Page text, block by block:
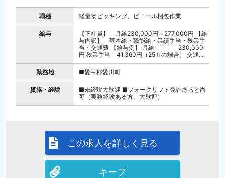
職種 軽量物ピッキング、ビニール梱包作業
給与
【正社員】 月給230,000円～277,000円 【給
与内訳】 基本給・職能給・業績手当・残業手
当・交通費 【給与例】 月給 230,000
円 残業手当 41,360円（25ｈの場合） 交通...
勤務地 ■愛甲郡愛川町
資格・経験
■未経験大歓迎 ■フォークリフト免許あると尚
可（実務経験ある方、大歓迎）
この求人を詳しく見る
キープ